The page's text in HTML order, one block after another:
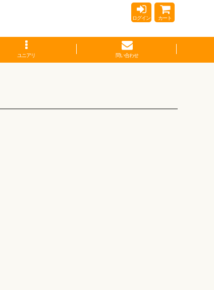
ログイン カート
ユニアリ 問い合わせ